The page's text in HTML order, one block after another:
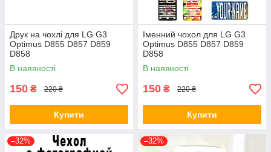
Друк на чохлі для LG G3
Optimus D855 D857 D859
D858
В наявності
150 ₴ 220 ₴
Купити
Іменний чохол для LG G3
Optimus D855 D857 D859
D858
В наявності
150 ₴ 220 ₴
Купити
–32% –32%